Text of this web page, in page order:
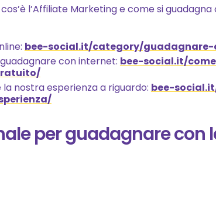
l’Affiliate Marketing e come si guadagna
bee-social.it/category/guadagnare-
con internet: bee-social.it/
la nostra esperienza a riguardo: bee-
per guadagnare con
Web
visita.